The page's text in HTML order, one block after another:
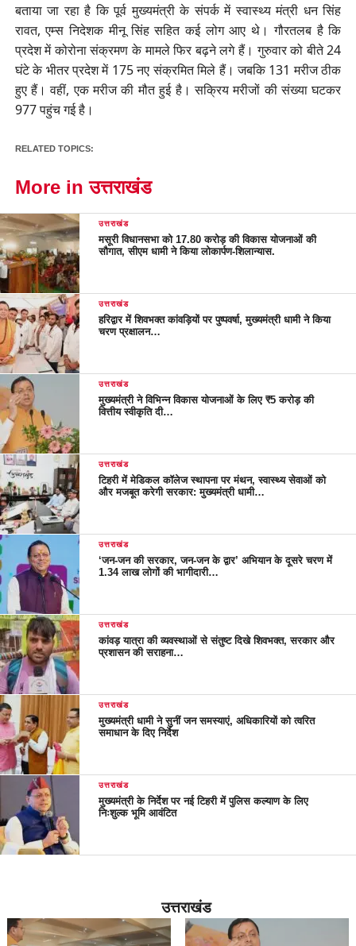
बताया जा रहा है कि पूर्व मुख्यमंत्री के संपर्क में स्वास्थ्य मंत्री धन सिंह
रावत, एम्स निदेशक मीनू सिंह सहित कई लोग आए थे। गौरतलब है कि
प्रदेश में कोरोना संक्रमण के मामले फिर बढ़ने लगे हैं। गुरुवार को बीते 24
घंटे के भीतर प्रदेश में 175 नए संक्रमित मिले हैं। जबकि 131 मरीज ठीक
हुए हैं। वहीं, एक मरीज की मौत हुई है। सक्रिय मरीजों की संख्या घटकर
977 पहुंच गई है।
RELATED TOPICS:
More in उत्तराखंड
उत्तराखंड
मसूरी विधानसभा को 17.80 करोड़ की विकास योजनाओं की
सौगात, सीएम धामी ने किया लोकार्पण-शिलान्यास.
उत्तराखंड
हरिद्वार में शिवभक्त कांवड़ियों पर पुष्पवर्षा, मुख्यमंत्री धामी ने किया
चरण प्रक्षालन…
उत्तराखंड
मुख्यमंत्री ने विभिन्न विकास योजनाओं के लिए ₹5 करोड़ की
वित्तीय स्वीकृति दी…
उत्तराखंड
टिहरी में मेडिकल कॉलेज स्थापना पर मंथन, स्वास्थ्य सेवाओं को
और मजबूत करेगी सरकार: मुख्यमंत्री धामी…
उत्तराखंड
‘जन-जन की सरकार, जन-जन के द्वार’ अभियान के दूसरे चरण में
1.34 लाख लोगों की भागीदारी…
उत्तराखंड
कांवड़ यात्रा की व्यवस्थाओं से संतुष्ट दिखे शिवभक्त, सरकार और
प्रशासन की सराहना…
उत्तराखंड
मुख्यमंत्री धामी ने सुनीं जन समस्याएं, अधिकारियों को त्वरित
समाधान के दिए निर्देश
उत्तराखंड
मुख्यमंत्री के निर्देश पर नई टिहरी में पुलिस कल्याण के लिए
निःशुल्क भूमि आवंटित
उत्तराखंड